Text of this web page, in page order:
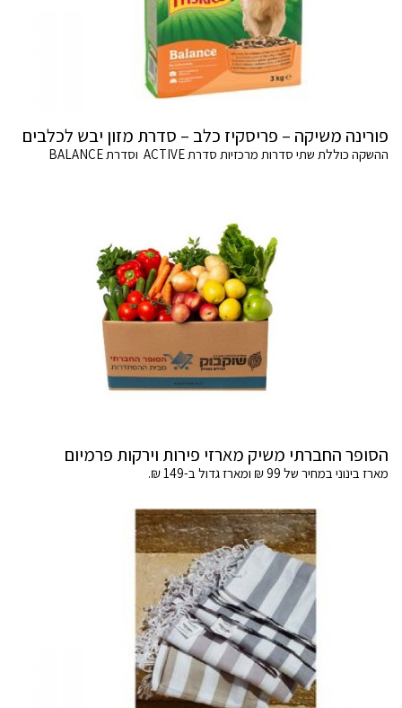
פורינה משיקה – פריסקיז כלב – סדרת מזון יבש לכלבים
ההשקה כוללת שתי סדרות מרכזיות סדרת ACTIVE וסדרת BALANCE
הסופר החברתי משיק מארזי פירות וירקות פרמיום
מארז בינוני במחיר של 99 ₪ ומארז גדול ב-149 ₪.